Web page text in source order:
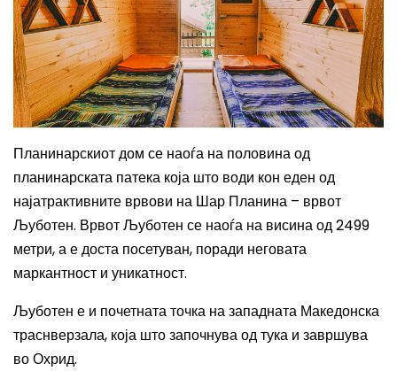
Планинарскиот дом се наоѓа на половина од
планинарската патека која што води кон еден од
најатрактивните врвови на Шар Планина – врвот
Љуботен. Врвот Љуботен се наоѓа на висина од 2499
метри, а е доста посетуван, поради неговата
маркантност и уникатност.
Љуботен е и почетната точка на западната Македонска
траснверзала, која што започнува од тука и завршува
во Охрид.